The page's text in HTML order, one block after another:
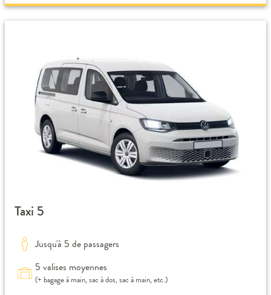
Taxi 5
Jusqu'à 5 de passagers
5 valises moyennes
(+ bagage à main, sac à dos, sac à main, etc.)